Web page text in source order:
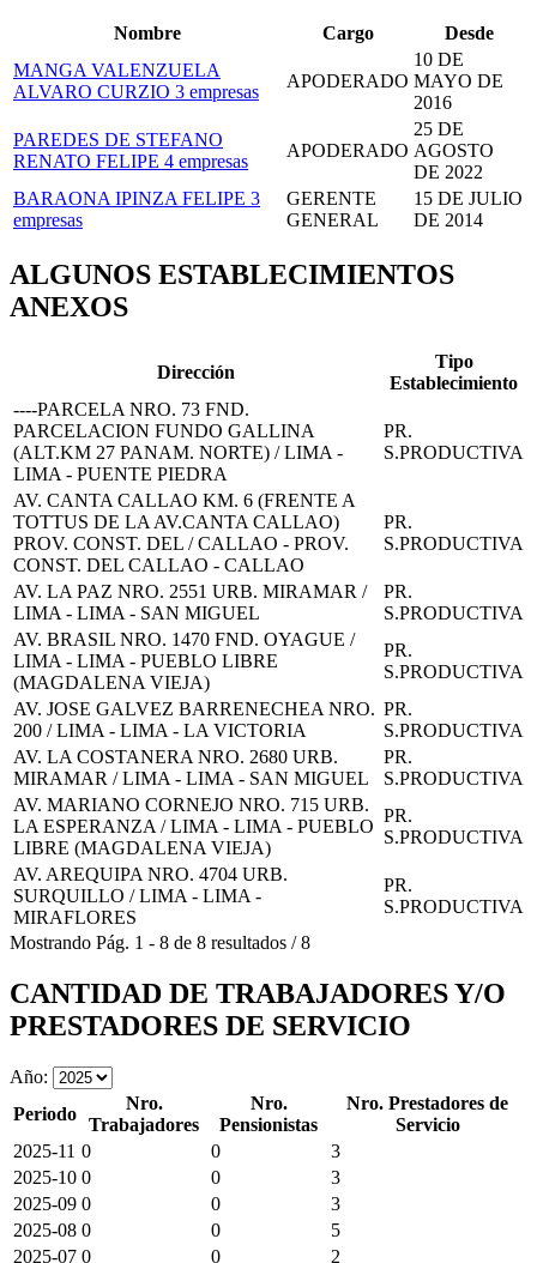
Nombre Cargo
Desde
MANGA VALENZUELA
ALVARO CURZIO 3 empresas
APODERADO
10 DE
MAYO DE
2016
PAREDES DE STEFANO
RENATO FELIPE 4 empresas
APODERADO
25 DE
AGOSTO
DE 2022
BARAONA IPINZA FELIPE 3
empresas
GERENTE
GENERAL
15 DE JULIO
DE 2014
ALGUNOS ESTABLECIMIENTOS
ANEXOS
Dirección
Tipo
Establecimiento
----PARCELA NRO. 73 FND.
PARCELACION FUNDO GALLINA
(ALT.KM 27 PANAM. NORTE) / LIMA -
LIMA - PUENTE PIEDRA
PR.
S.PRODUCTIVA
AV. CANTA CALLAO KM. 6 (FRENTE A
TOTTUS DE LA AV.CANTA CALLAO)
PROV. CONST. DEL / CALLAO - PROV.
CONST. DEL CALLAO - CALLAO
PR.
S.PRODUCTIVA
AV. LA PAZ NRO. 2551 URB. MIRAMAR /
LIMA - LIMA - SAN MIGUEL
PR.
S.PRODUCTIVA
AV. BRASIL NRO. 1470 FND. OYAGUE /
LIMA - LIMA - PUEBLO LIBRE
(MAGDALENA VIEJA)
PR.
S.PRODUCTIVA
AV. JOSE GALVEZ BARRENECHEA NRO.
200 / LIMA - LIMA - LA VICTORIA
PR.
S.PRODUCTIVA
AV. LA COSTANERA NRO. 2680 URB.
MIRAMAR / LIMA - LIMA - SAN MIGUEL
PR.
S.PRODUCTIVA
AV. MARIANO CORNEJO NRO. 715 URB.
LA ESPERANZA / LIMA - LIMA - PUEBLO
LIBRE (MAGDALENA VIEJA)
PR.
S.PRODUCTIVA
AV. AREQUIPA NRO. 4704 URB.
SURQUILLO / LIMA - LIMA -
MIRAFLORES
PR.
S.PRODUCTIVA
Mostrando Pág. 1 - 8 de 8 resultados /8
CANTIDAD DE TRABAJADORES Y/O
PRESTADORES DE SERVICIO
Año:
Periodo
Nro.
Trabajadores
Nro.
Pensionistas
Nro. Prestadores de
Servicio
2025-11 0 0
3
2025-10 0 0
3
2025-09 0 0
3
2025-08 0 0
5
2025-07 0 0
2